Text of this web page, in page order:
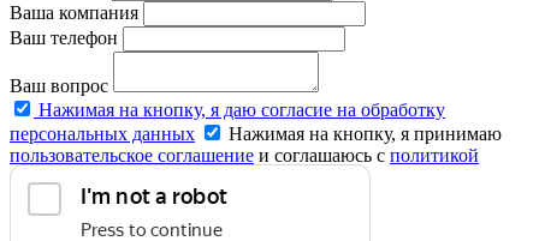
Ваша компания
Ваш телефон
Ваш вопрос
Нажимая на кнопку, я даю согласие на обработку
персональных данных
Нажимая на кнопку, я принимаю
пользовательское соглашение и соглашаюсь с политикой
конфиденциальности